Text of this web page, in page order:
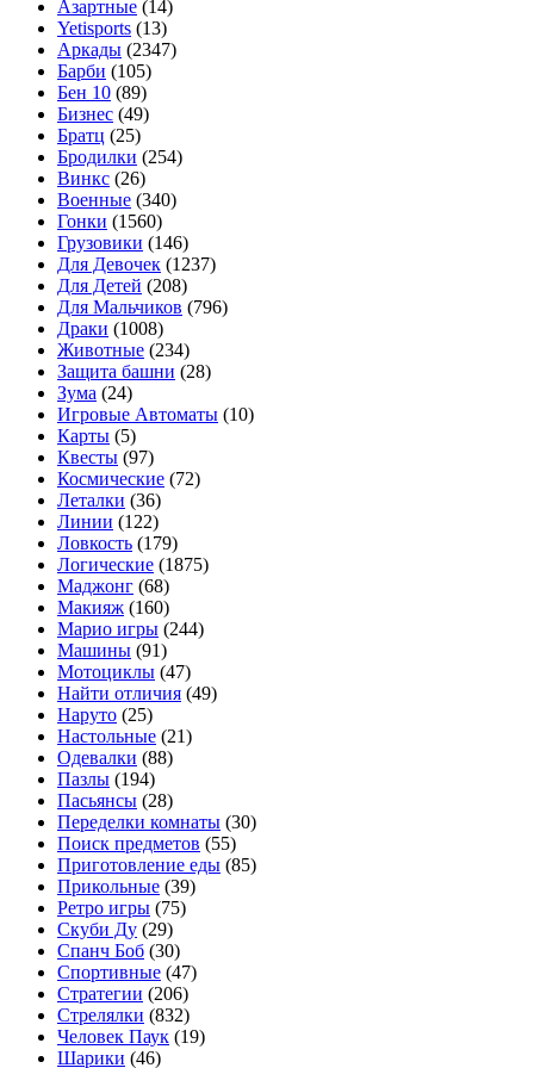
Азартные (14)
Yetisports (13)
Аркады (2347)
Барби (105)
Бен 10 (89)
Бизнес (49)
Братц (25)
Бродилки (254)
Винкс (26)
Военные (340)
Гонки (1560)
Грузовики (146)
Для Девочек (1237)
Для Детей (208)
Для Мальчиков (796)
Драки (1008)
Животные (234)
Защита башни (28)
Зума (24)
Игровые Автоматы (10)
Карты (5)
Квесты (97)
Космические (72)
Леталки (36)
Линии (122)
Ловкость (179)
Логические (1875)
Маджонг (68)
Макияж (160)
Марио игры (244)
Машины (91)
Мотоциклы (47)
Найти отличия (49)
Наруто (25)
Настольные (21)
Одевалки (88)
Пазлы (194)
Пасьянсы (28)
Переделки комнаты (30)
Поиск предметов (55)
Приготовление еды (85)
Прикольные (39)
Ретро игры (75)
Скуби Ду (29)
Спанч Боб (30)
Спортивные (47)
Стратегии (206)
Стрелялки (832)
Человек Паук (19)
Шарики (46)